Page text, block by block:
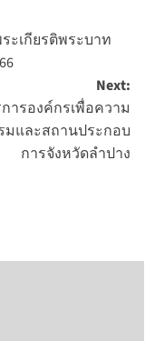
เกียรติพระบาท
Next:
ารองค์กรเพื่อความ
และสถานประกอบ
การจังหวัดลำปาง